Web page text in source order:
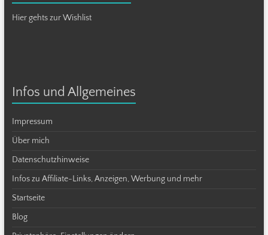
Hier gehts zur Wishlist
Infos und Allgemeines
Impressum
Über mich
Datenschutzhinweise
Infos zu Affiliate-Links, Anzeigen, Werbung und mehr
Startseite
Blog